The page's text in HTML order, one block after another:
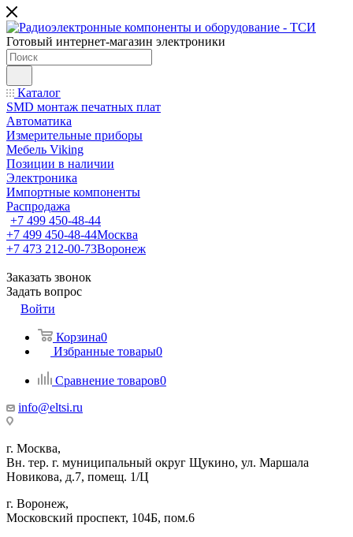
Готовый интернет-магазин электроники
Каталог
SMD монтаж печатных плат
Автоматика
Измерительные приборы
Мебель Viking
Позиции в наличии
Электроника
Импортные компоненты
Распродажа
+7 499 450-48-44
+7 499 450-48-44Москва
+7 473 212-00-73Воронеж
Заказать звонок
Задать вопрос
Войти
Корзина0
Избранные товары0
Сравнение товаров0
info@eltsi.ru
г. Москва,
Вн. тер. г. муниципальный округ Щукино, ул. Маршала
Новикова, д.7, помещ. 1/Ц
г. Воронеж,
​Московский проспект, 104Б, пом.6